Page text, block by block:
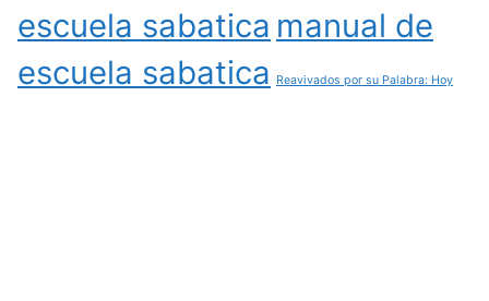
escuela sabatica manual de
escuela sabatica
Reavivados por su Palabra: Hoy